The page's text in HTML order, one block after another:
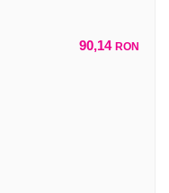
90,14 RON